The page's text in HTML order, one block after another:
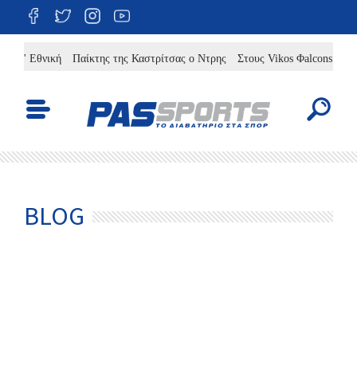
Παίκτης της Καστρίτσας ο Ντρης Στους Vikos Φalcons ο Άλερικ
BLOG